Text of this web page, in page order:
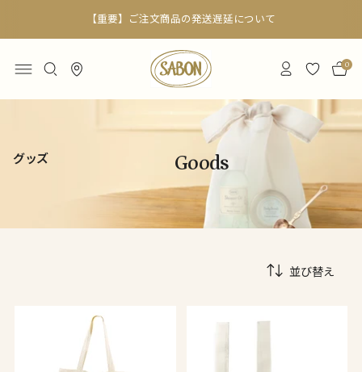
【重要】ご注文商品の発送遅延について
0
グッズ Goods
並び替え